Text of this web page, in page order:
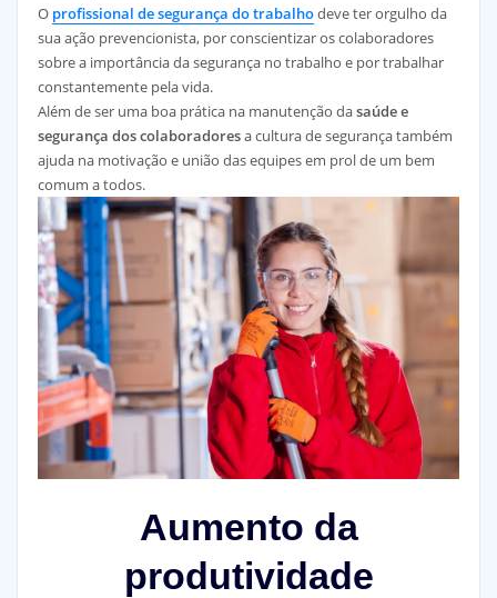
O profissional de segurança do trabalhodeve ter orgulho da
sua ação prevencionista, por conscientizar os colaboradores
sobre a importância da segurança no trabalho e por trabalhar
constantemente pela vida.
Além de ser uma boa prática na manutenção dasaúde e
segurança dos colaboradoresa cultura de segurança também
ajuda na motivação e união das equipes em prol de um bem
comum a todos.
Aumento da
produtividade